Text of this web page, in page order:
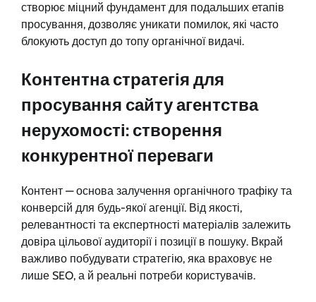
створює міцний фундамент для подальших етапів
просування, дозволяє уникати помилок, які часто
блокують доступ до топу органічної видачі.
Контентна стратегія для
просування сайту агентства
нерухомості: створення
конкурентної переваги
Контент — основа залучення органічного трафіку та
конверсій для будь-якої агенції. Від якості,
релевантності та експертності матеріалів залежить
довіра цільової аудиторії і позиції в пошуку. Вкрай
важливо побудувати стратегію, яка враховує не
лише SEO, а й реальні потреби користувачів.